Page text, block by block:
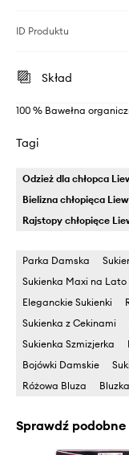
ID Produktu
Skład
100 % Bawełna
Tagi
Odzież dla chłopca
Bielizna chłopięca
Rajstopy chłopięce
Parka Damska
Sukienka Maxi na Lato
Eleganckie Sukienki
Sukienka z Cekinami
Sukienka Szmizjerka
Bojówki Damskie
Różowa Bluza
Sprawdź